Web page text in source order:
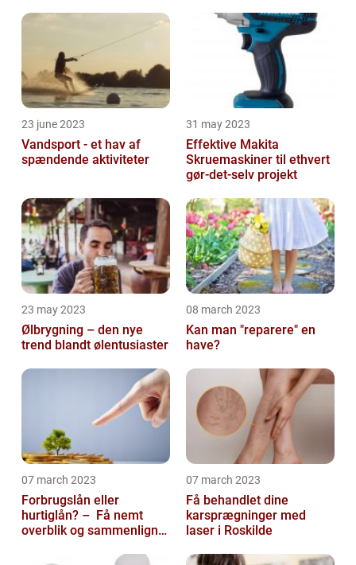
23 june 2023
Vandsport - et hav af
spændende aktiviteter
31 may 2023
Effektive Makita
Skruemaskiner til ethvert
gør-det-selv projekt
23 may 2023
Ølbrygning – den nye
trend blandt ølentusiaster
08 march 2023
Kan man "reparere" en
have?
07 march 2023
Forbrugslån eller
hurtiglån? – Få nemt
overblik og sammenlign
07 march 2023
Få behandlet dine
karsprægninger med
laser i Roskilde